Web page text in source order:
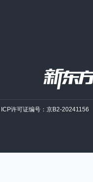
ICP许可证编号：京B2-20241156